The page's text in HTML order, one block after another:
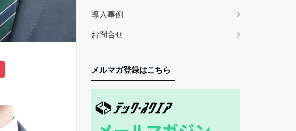
導入事例
お問合せ
メルマガ登録はこちら